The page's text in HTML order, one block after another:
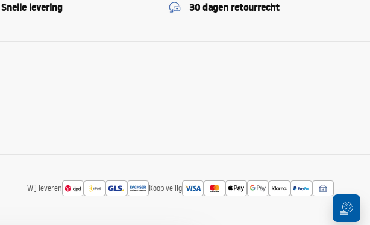
Snelle levering 30 dagen retourrecht
Wij leveren Koop veilig